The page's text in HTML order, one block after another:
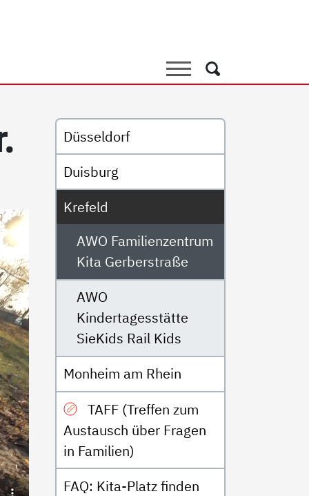
Suche
Suche
Untermenü
Düsseldorf
Duisburg
Krefeld
AWO Familienzentrum
Kita Gerberstraße
AWO
Kindertagesstätte
SieKids Rail Kids
Monheim am Rhein
TAFF (Treffen zum
Austausch über Fragen
in Familien)
FAQ: Kita-Platz finden